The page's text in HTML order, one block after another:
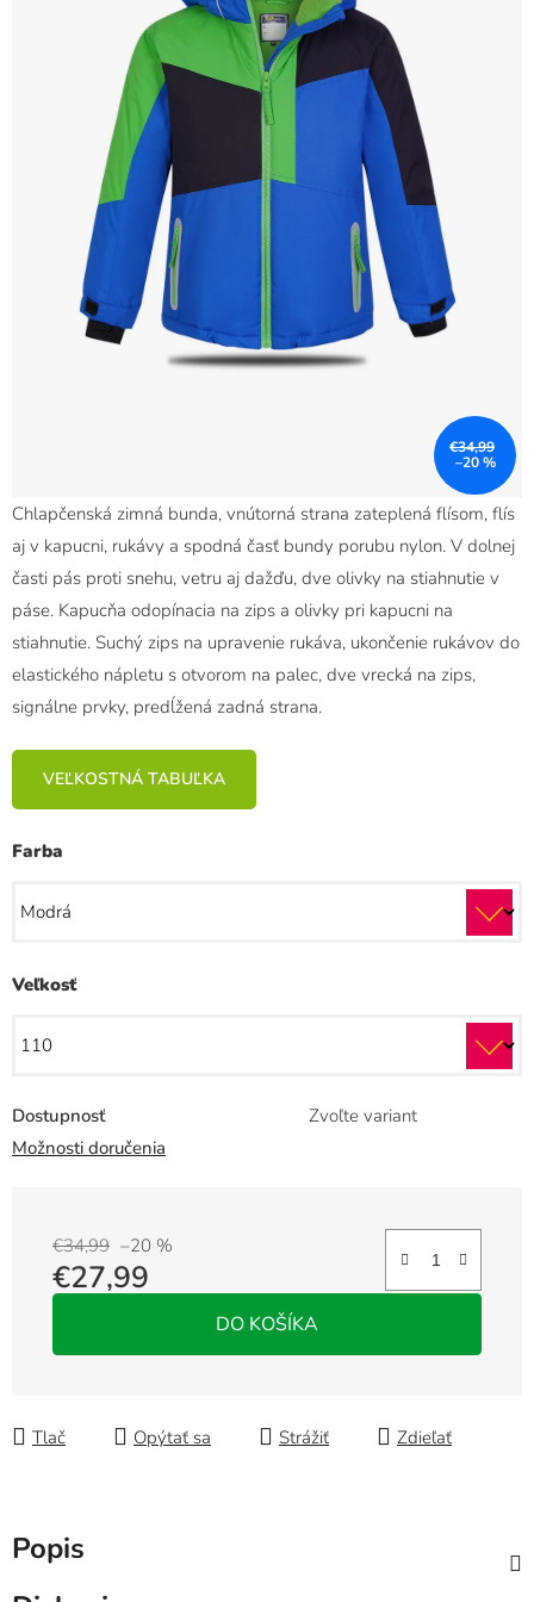
Chlapčenská zimná bunda, vnútorná strana zateplená flísom, flís
aj v kapucni, rukávy a spodná časť bundy porubu nylon. V dolnej
časti pás proti snehu, vetru aj dažďu, dve olivky na stiahnutie v
páse. Kapucňa odopínacia na zips a olivky pri kapucni na
stiahnutie. Suchý zips na upravenie rukáva, ukončenie rukávov do
elastického nápletu s otvorom na palec, dve vrecká na zips,
signálne prvky, predĺžená zadná strana.
VEĽKOSTNÁ TABUĽKA
Farba
Veľkosť
Dostupnosť
Zvoľte variant
Možnosti doručenia
€34,99 –20 %
€27,99
DO KOŠÍKA
Tlač Opýtať sa Strážiť Zdieľať
€34,99
–20 %
Popis